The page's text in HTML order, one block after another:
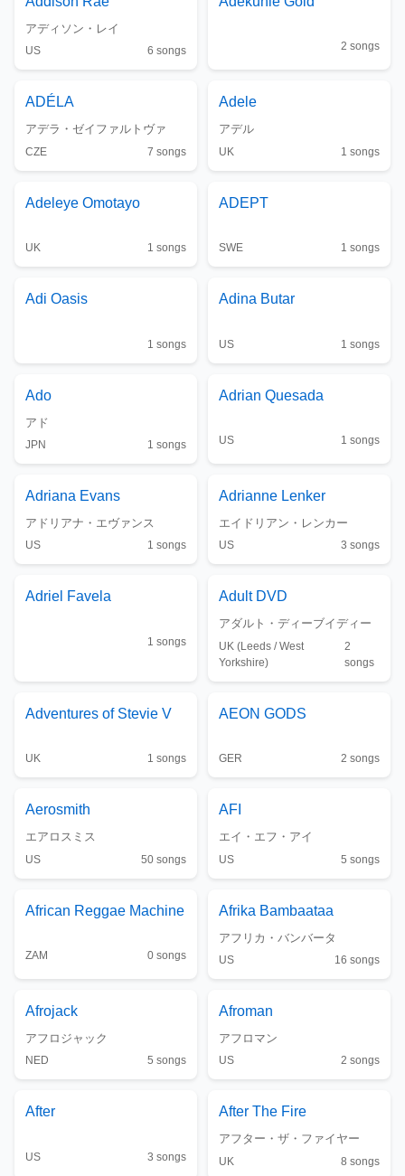
アディソン・レイ
US 6 songs 2 songs
ADÉLA
アデラ・ゼイファルトヴァ
CZE 7 songs
Adele
アデル
UK 1 songs
Adeleye Omotayo
UK 1 songs
ADEPT
SWE 1 songs
Adi Oasis
1 songs
Adina Butar
US 1 songs
Ado
アド
JPN 1 songs
Adrian Quesada
US 1 songs
Adriana Evans
アドリアナ・エヴァンス
US 1 songs
Adrianne Lenker
エイドリアン・レンカー
US 3 songs
Adriel Favela
1 songs
Adult DVD
アダルト・ディーブイディー
UK (Leeds / West
Yorkshire)
2
songs
Adventures of Stevie V
UK 1 songs
AEON GODS
GER 2 songs
Aerosmith
エアロスミス
US 50 songs
AFI
エイ・エフ・アイ
US 5 songs
African Reggae Machine
ZAM 0 songs
Afrika Bambaataa
アフリカ・バンバータ
US 16 songs
Afrojack
アフロジャック
NED 5 songs
Afroman
アフロマン
US 2 songs
After
US 3 songs
After The Fire
アフター・ザ・ファイヤー
UK 8 songs